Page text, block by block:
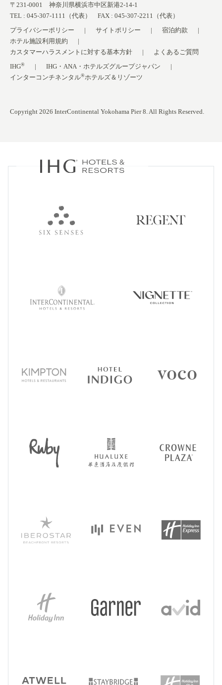
〒231-0001 神奈川県横浜市中区新港2-14-1
TEL : 045-307-1111（代表） FAX : 045-307-2211（代表）
プライバシーポリシー
サイトポリシー
宿泊約款
ホテル施設利用規約
カスタマーハラスメントに対する基本方針
よくあるご質問
IHG®
IHG・ANA・ホテルズグループジャパン
インターコンチネンタル®ホテルズ＆リゾーツ
Copyright 2026 InterContinental Yokohama Pier 8. All Rights Reserved.